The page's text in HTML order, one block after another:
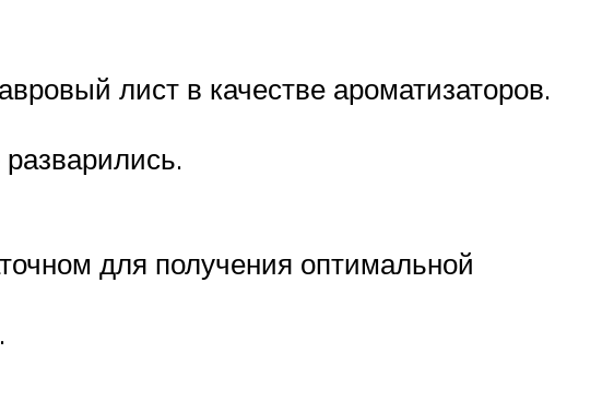
лист в качестве ароматизаторов.
для получения оптимальной